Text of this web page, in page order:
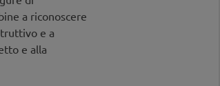
a riconoscere
e a
e alla